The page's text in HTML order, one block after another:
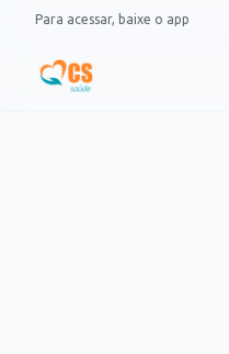
Pular para o conteúdo
Para acessar, baixe o app